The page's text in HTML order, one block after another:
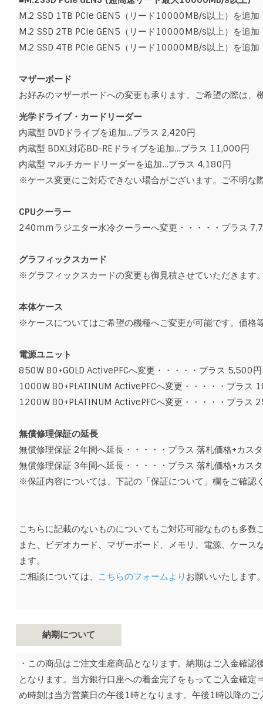
M.2 SSD 1TB PCIe GEN5（リード10000MB/s以上）を追
M.2 SSD 2TB PCIe GEN5（リード10000MB/s以上）を追
M.2 SSD 4TB PCIe GEN5（リード10000MB/s以上）を追
マザーボード
お好みのマザーボードへの変更も承ります。ご希望の際は
光学ドライブ・カードリーダー
内蔵型 DVDドライブを追加…プラス 2,420円
内蔵型 BDXL対応BD-REドライブを追加…プラス 11,000円
内蔵型 マルチカードリーダーを追加…プラス 4,180円
※ケース変更にご対応できない場合がございます。ご不明な
CPUクーラー
240mmラジエター水冷クーラーへ変更・・・・・プラス
グラフィックスカード
※グラフィックスカードの変更も御見積させていただきます
本体ケース
※ケースについてはご希望の機種へご変更が可能です。価格
電源ユニット
850W 80+GOLD ActivePFCへ変更・・・・・プラス 5,500円
1000W 80+PLATINUM ActivePFCへ変更・・・・・プラス
1200W 80+PLATINUM ActivePFCへ変更・・・・・プラス
無償修理保証の延長
無償修理保証 2年間へ延長・・・・・プラス 落札価格+カス
無償修理保証 3年間へ延長・・・・・プラス 落札価格+カス
※保証内容については、下記の「保証について」欄をご確認
こちらに記載のないものについてもご対応可能なものも多
また、ビデオカード、マザーボード、メモリ、電源、ケー
ます。
ご相談については、 こちらのフォームより お願いいたします
納期について
・この商品はご注文生産商品となります。納期はご入金確
となります。当方銀行口座への着金完了をもってご入金確
め時刻は当方営業日の午後1時となります。午後1時以降の